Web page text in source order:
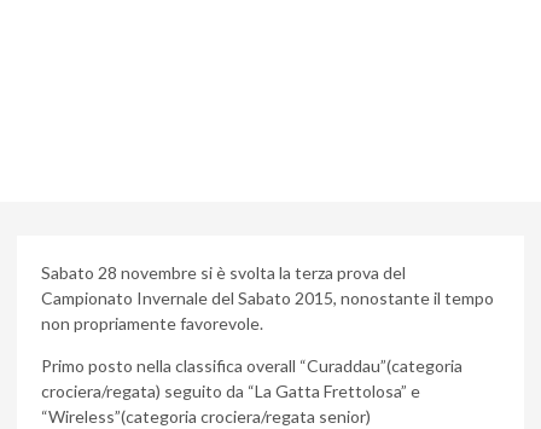
Sabato 28 novembre si è svolta la terza prova del
Campionato Invernale del Sabato 2015, nonostante il tempo
non propriamente favorevole.
Primo posto nella classifica overall “Curaddau”(categoria
crociera/regata) seguito da “La Gatta Frettolosa” e
“Wireless”(categoria crociera/regata senior)